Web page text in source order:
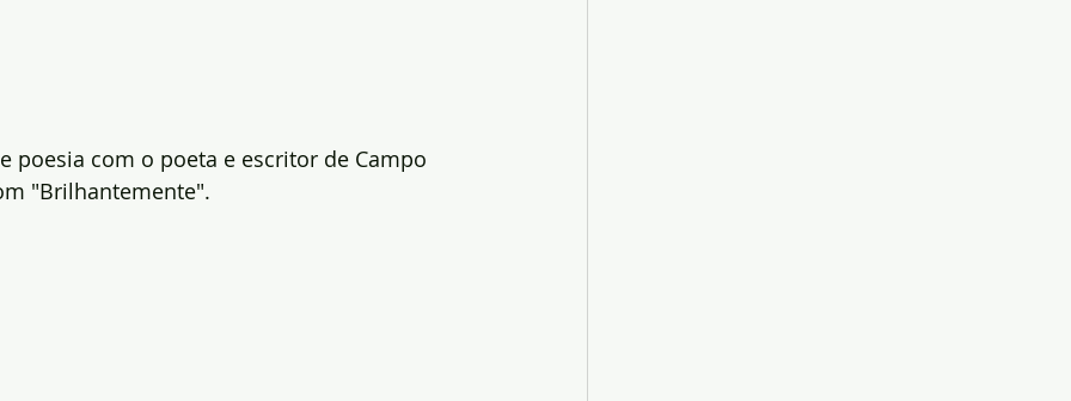
poesia com o poeta e escritor de Campo
"Brilhantemente".